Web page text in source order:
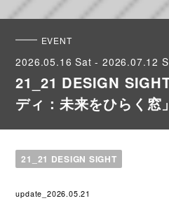
21_21 DESIGN
ディ：未来をひらく窓」
2026.05.16 Sat - 2026.07.12
EVENT
21_21 DESIGN SIGHT
update_2026.05.21